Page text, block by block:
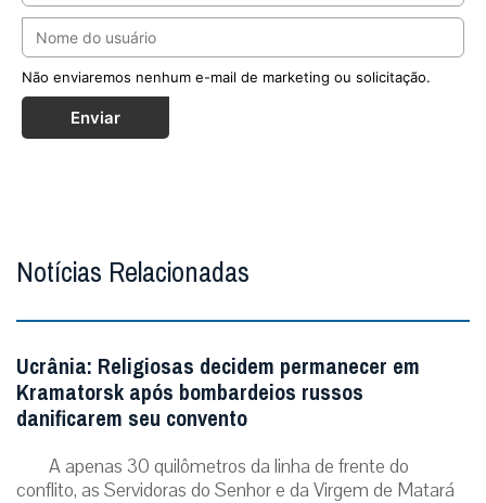
Não enviaremos nenhum e-mail de marketing ou solicitação.
Enviar
Notícias Relacionadas
Ucrânia: Religiosas decidem permanecer em
Kramatorsk após bombardeios russos
danificarem seu convento
A apenas 30 quilômetros da linha de frente do
conflito, as Servidoras do Senhor e da Virgem de Matará